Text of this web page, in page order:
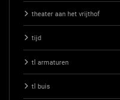
theater aan het vrijthof
tijd
tl armaturen
tl buis